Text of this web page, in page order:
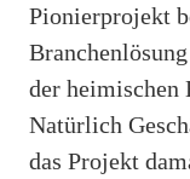
Pionierprojekt
der heimischen
Natürlich
das Projekt